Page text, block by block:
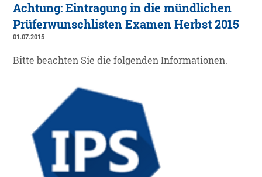
Achtung: Eintragung in die mündlichen
Prüferwunschlisten Examen Herbst 2015
01.07.2015
Bitte beachten Sie die folgenden Informationen.